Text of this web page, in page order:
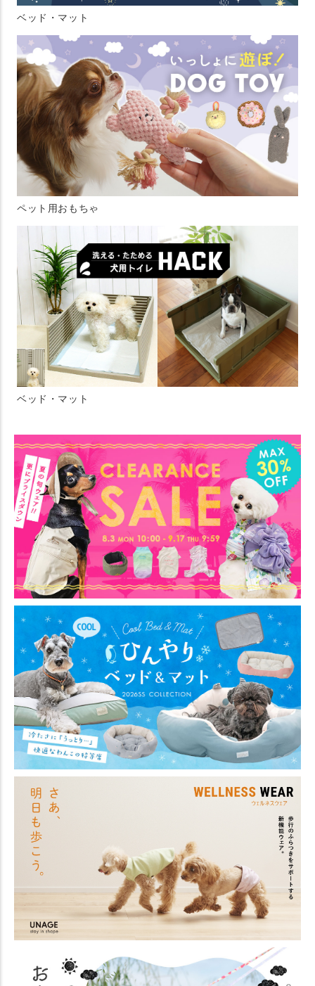
ベッド・マット
ペット用おもちゃ
ベッド・マット